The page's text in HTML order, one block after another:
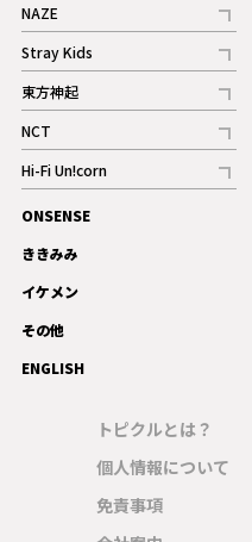
NAZE
記事
Stray Kids
記事
東方神起
記事
NCT
記事
Hi-Fi Un!corn
記事
ギャラリー
ONSENSE
ききみみ
イケメン
その他
ENGLISH
トピクルとは？
個人情報について
免責事項